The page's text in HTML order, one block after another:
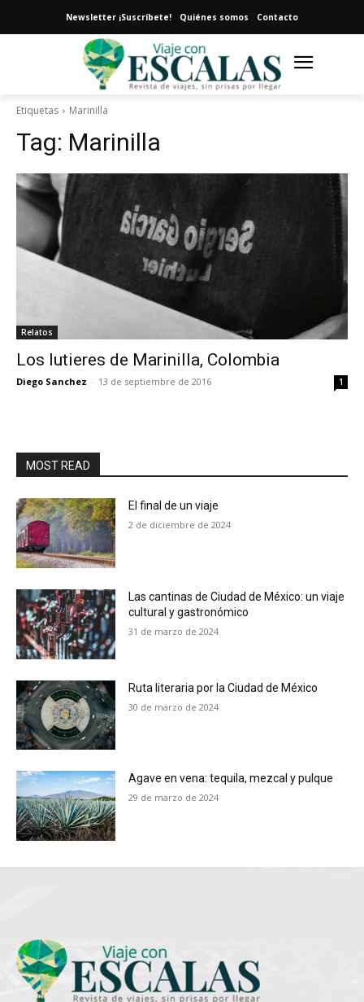
Newsletter ¡Suscríbete! Quiénes somos Contacto
Etiquetas Marinilla
Tag: Marinilla
Relatos
Los lutieres de Marinilla, Colombia
Diego Sanchez - 13 de septiembre de 2016 1
MOST READ
El final de un viaje
2 de diciembre de 2024
Las cantinas de Ciudad de México: un viaje
cultural y gastronómico
31 de marzo de 2024
Ruta literaria por la Ciudad de México
30 de marzo de 2024
Agave en vena: tequila, mezcal y pulque
29 de marzo de 2024